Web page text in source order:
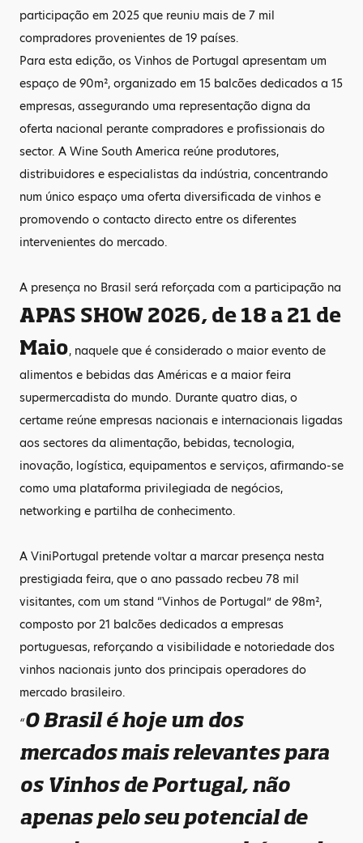
participação em 2025 que reuniu mais de 7 mil
compradores provenientes de 19 países.
Para esta edição, os Vinhos de Portugal apresentam um
espaço de 90m², organizado em 15 balcões dedicados a 15
empresas, assegurando uma representação digna da
oferta nacional perante compradores e profissionais do
sector. A Wine South America reúne produtores,
distribuidores e especialistas da indústria, concentrando
num único espaço uma oferta diversificada de vinhos e
promovendo o contacto directo entre os diferentes
intervenientes do mercado.
A presença no Brasil será reforçada com a participação na
APAS SHOW 2026, de 18 a 21 de
Maio, naquele que é considerado o maior evento de
alimentos e bebidas das Américas e a maior feira
supermercadista do mundo. Durante quatro dias, o
certame reúne empresas nacionais e internacionais ligadas
aos sectores da alimentação, bebidas, tecnologia,
inovação, logística, equipamentos e serviços, afirmando-se
como uma plataforma privilegiada de negócios,
networking e partilha de conhecimento.
A ViniPortugal pretende voltar a marcar presença nesta
prestigiada feira, que o ano passado recbeu 78 mil
visitantes, com um stand “Vinhos de Portugal” de 98m²,
composto por 21 balcões dedicados a empresas
portuguesas, reforçando a visibilidade e notoriedade dos
vinhos nacionais junto dos principais operadores do
mercado brasileiro.
“O Brasil é hoje um dos
mercados mais relevantes para
os Vinhos de Portugal, não
apenas pelo seu potencial de